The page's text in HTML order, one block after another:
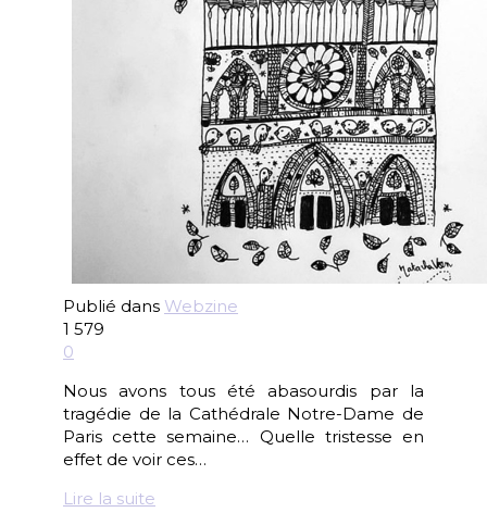
Publié dans Webzine
1 579
0
Nous avons tous été abasourdis par la
tragédie de la Cathédrale Notre-Dame de
Paris cette semaine… Quelle tristesse en
effet de voir ces…
Lire la suite